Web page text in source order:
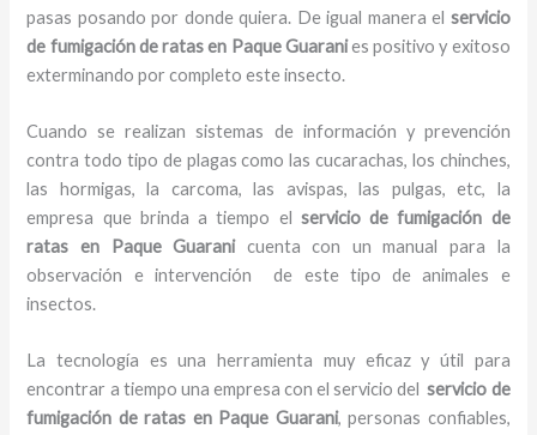
pasas posando por donde quiera. De igual manera el servicio
de fumigación de ratasen Paque Guaranies positivo y exitoso
exterminando por completo este insecto.
Cuando se realizan sistemas de información y prevención
contra todo tipo de plagas como las cucarachas, los chinches,
las hormigas, la carcoma, las avispas, las pulgas, etc, la
empresa que brinda a tiempo el servicio de fumigación de
ratas en Paque Guaranicuenta con un manual para la
observación e intervención de este tipo de animales e
insectos.
La tecnología es una herramienta muy eficaz y útil para
encontrar a tiempo una empresa con el servicio delservicio de
fumigación de ratas en Paque Guarani, personas confiables,